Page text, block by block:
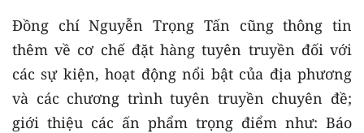
Đồng chí Nguyễn Trọng Tấn cũng thông tin
thêm về cơ chế đặt hàng tuyên truyền đối với
các sự kiện, hoạt động nổi bật của địa phương
và các chương trình tuyên truyền chuyên đề;
giới thiệu các ấn phẩm trọng điểm như: Báo